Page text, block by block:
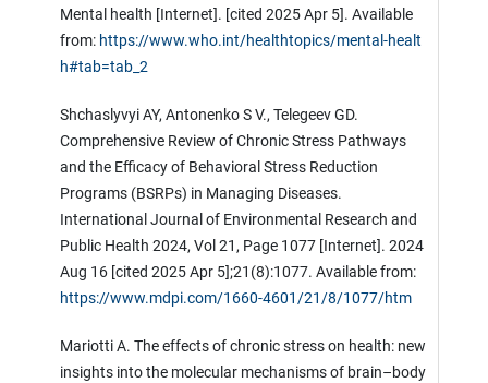
Mental health [Internet]. [cited 2025 Apr 5]. Available
from: https://www.who.int/healthtopics/mental-healt
h#tab=tab_2
Shchaslyvyi AY, Antonenko S V., Telegeev GD.
Comprehensive Review of Chronic Stress Pathways
and the Efficacy of Behavioral Stress Reduction
Programs (BSRPs) in Managing Diseases.
International Journal of Environmental Research and
Public Health 2024, Vol 21, Page 1077 [Internet]. 2024
Aug 16 [cited 2025 Apr 5];21(8):1077. Available from:
https://www.mdpi.com/1660-4601/21/8/1077/htm
Mariotti A. The effects of chronic stress on health: new
insights into the molecular mechanisms of brain–body